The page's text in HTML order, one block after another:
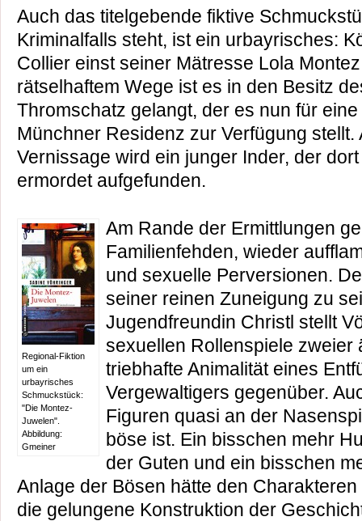
Auch das titelgebende fiktive
Kriminalfalls steht, ist ein urbayrisches:
Collier einst seiner Mätresse Lola
rätselhaftem Wege ist es in den Besitz
Thromschatz gelangt, der es nun für
Münchner Residenz zur Verfügung
Vernissage wird ein junger Inder, der
ermordet aufgefunden.
Regional-Fiktion
um ein
urbayrisches
Schmuckstück:
"Die Montez-
Juwelen".
Abbildung:
Gmeiner
Am Rande der Ermittlungen
Familienfehden, wieder
und sexuelle Perversionen.
seiner reinen Zuneigung zu
Jugendfreundin Christl stellt
sexuellen Rollenspiele zweier
triebhafte Animalität eines
Vergewaltigers gegenüber.
Figuren quasi an der
böse ist. Ein bisschen mehr
der Guten und ein bisschen
Anlage der Bösen hätte den
die gelungene Konstruktion der